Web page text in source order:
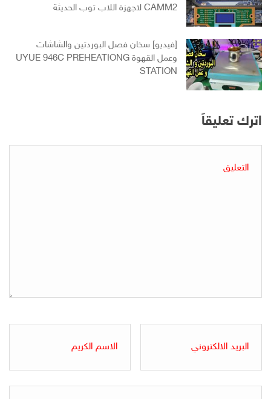
CAMM2 لاجهزة اللاب توب الحديثة
[فيديو] سخان فصل البوردتين والشاشات
وعمل القهوة UYUE 946C PREHEATIONG
STATION
اترك تعليقاً